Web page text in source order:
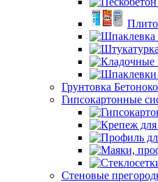
Грунтовка
Гипсокартонные
Стеновые